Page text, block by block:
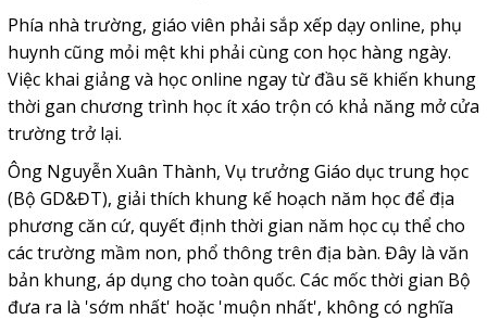
Phía nhà trường, giáo viên phải sắp xếp dạy online, phụ
huynh cũng mỏi mệt khi phải cùng con học hàng ngày.
Việc khai giảng và học online ngay từ đầu sẽ khiến khung
thời gan chương trình học ít xáo trộn có khả năng mở cửa
trường trở lại.
Ông Nguyễn Xuân Thành, Vụ trưởng Giáo dục trung học
(Bộ GD&ĐT), giải thích khung kế hoạch năm học để địa
phương căn cứ, quyết định thời gian năm học cụ thể cho
các trường mầm non, phổ thông trên địa bàn. Đây là văn
bản khung, áp dụng cho toàn quốc. Các mốc thời gian Bộ
đưa ra là 'sớm nhất' hoặc 'muộn nhất', không có nghĩa